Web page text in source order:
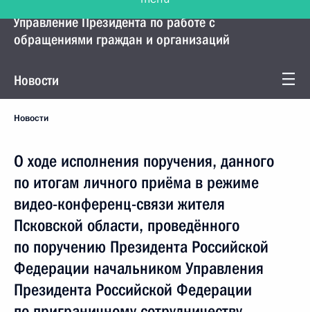
Управление Президента по работе с
обращениями граждан и организаций
Новости
Новости
О ходе исполнения поручения, данного
по итогам личного приёма в режиме
видео-конференц-связи жителя
Псковской области, проведённого
по поручению Президента Российской
Федерации начальником Управления
Президента Российской Федерации